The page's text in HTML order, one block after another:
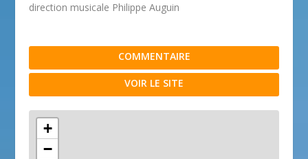
direction musicale Philippe Auguin
COMMENTAIRE
VOIR LE SITE
+
−